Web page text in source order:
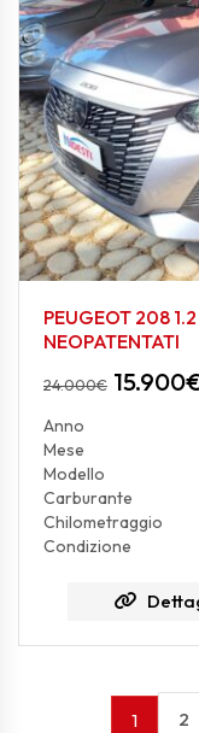
PEUGEOT 208
NEOPATENTATI
24.000€ 15.900
Anno
Mese
Modello
Carburante
Chilometraggio
Condizione
1 2